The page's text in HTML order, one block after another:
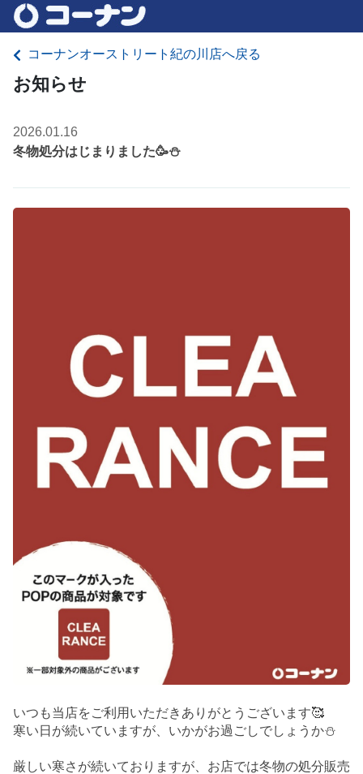
コーナンオーストリート紀の川店へ戻る
お知らせ
2026.01.16
冬物処分はじまりました🥳⛄
いつも当店をご利用いただきありがとうございます🥰
寒い日が続いていますが、いかがお過ごしでしょうか⛄
厳しい寒さが続いておりますが、お店では冬物の処分販売